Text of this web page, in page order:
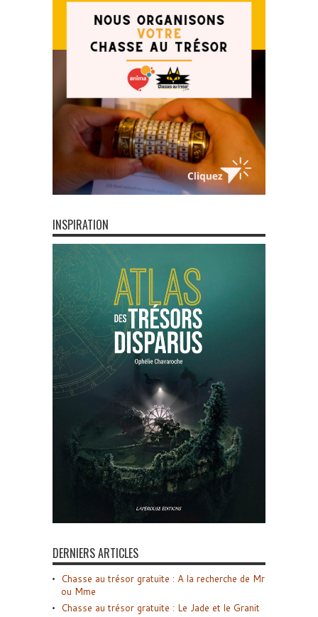
INSPIRATION
DERNIERS ARTICLES
Chasse au trésor gratuite : A la recherche de Mr
ou Mme
Chasse au trésor gratuite : Le Jade et le Granit